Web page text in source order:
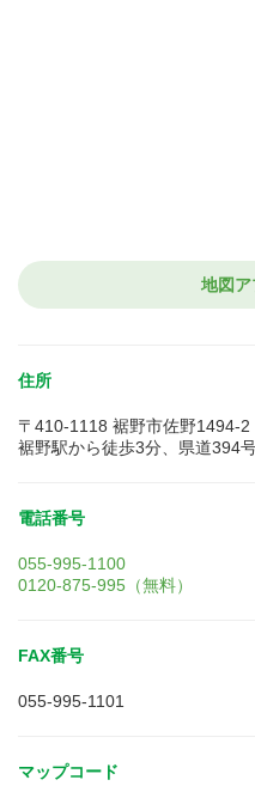
地図ア
住所
〒410-1118 裾野市佐野1494-2
裾野駅から徒歩3分、県道394
電話番号
055-995-1100
0120-875-995（無料）
FAX番号
055-995-1101
マップコード